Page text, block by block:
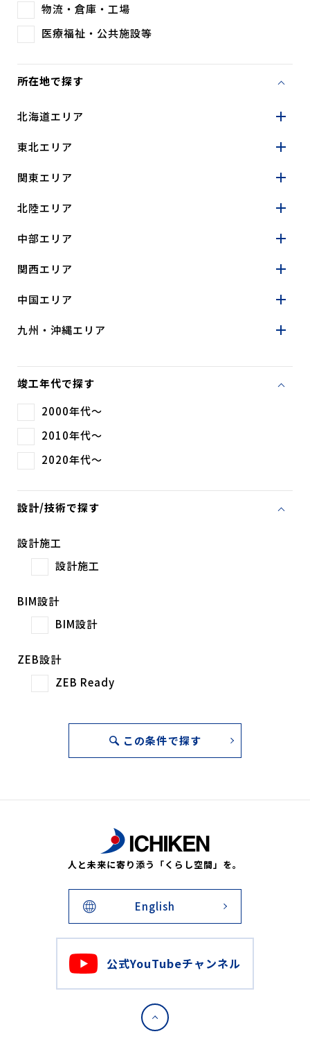
物流・倉庫・工場
医療福祉・公共施設等
所在地で探す
北海道エリア
東北エリア
関東エリア
北陸エリア
中部エリア
関西エリア
中国エリア
九州・沖縄エリア
竣工年代で探す
2000年代～
2010年代～
2020年代～
設計/技術で探す
設計施工
設計施工
BIM設計
BIM設計
ZEB設計
ZEB Ready
この条件で探す
人と未来に寄り添う「くらし空間」を。
English
公式YouTubeチャンネル